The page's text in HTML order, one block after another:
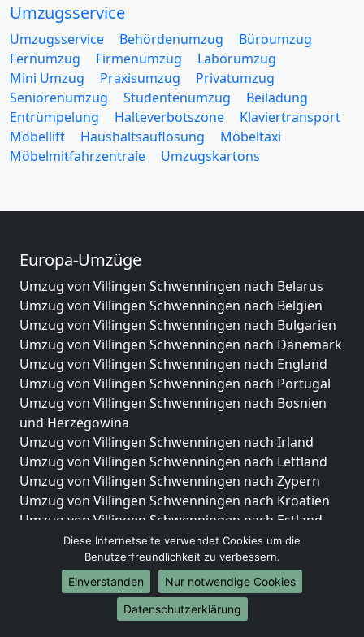
Umzugsservice
Umzugsservice Behördenumzug
Büroumzug
Fernumzug
Firmenumzug
Laborumzug
Mini Umzug
Praxisumzug
Privatumzug
Seniorenumzug
Studentenumzug
Beiladung
Entrümpelung
Halteverbotszone
Klaviertransport
Möbellift
Haushaltsauflösung
Möbeltaxi
Möbelmitfahrzentrale
Umzugskartons
Europa-Umzüge
Umzug von Villingen Schwenningen nach Belarus
Umzug von Villingen Schwenningen nach Belgien
Umzug von Villingen Schwenningen nach Bulgarien
Umzug von Villingen Schwenningen nach Dänemark
Umzug von Villingen Schwenningen nach England
Umzug von Villingen Schwenningen nach Portugal
Umzug von Villingen Schwenningen nach Bosnien
und Herzegowina
Umzug von Villingen Schwenningen nach Irland
Umzug von Villingen Schwenningen nach Lettland
Umzug von Villingen Schwenningen nach Zypern
Umzug von Villingen Schwenningen nach Kroatien
Umzug von Villingen Schwenningen nach Estland
Umzug von Villingen Schwenningen nach Finnland
Umzug von Villingen Schwenningen nach Frankreich
Umzug von Villingen Schwenningen nach
Griechenland
Umzug von Villingen Schwenningen nach Italien
Diese Internetseite verwendet Cookies um die
Benutzerfreundlichkeit zu verbessern.
Einverstanden
Nur notwendige Cookies
Datenschutzerklärung